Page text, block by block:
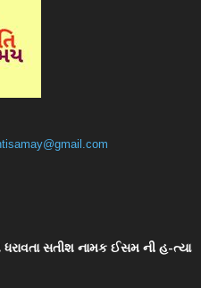
ધરાવતા સતીશ નામક ઈસમ ની હ-ત્યા